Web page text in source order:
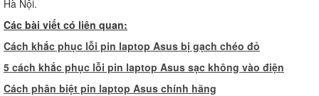
Hà Nội.
Các bài viết có liên quan:
Cách khắc phục lỗi pin laptop Asus bị gạch chéo đỏ
5 cách khắc phục lỗi pin laptop Asus sạc không vào điện
Cách phân biệt pin laptop Asus chính hãng